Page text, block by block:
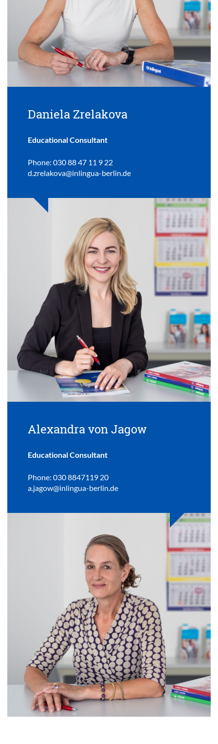
Daniela Zrelakova
Educational Consultant
Phone: 030 88 47 11 9 22
d.zrelakova@inlingua-berlin.de
Alexandra von Jagow
Educational Consultant
Phone: 030 8847119 20
a.jagow@inlingua-berlin.de